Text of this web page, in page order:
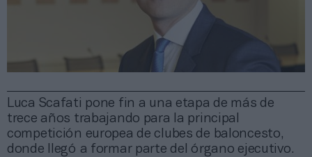
Luca Scafati pone fin a una etapa de más de
trece años trabajando para la principal
competición europea de clubes de baloncesto,
donde llegó a formar parte del órgano ejecutivo.